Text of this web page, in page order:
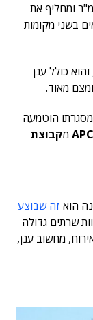
מדובר במתקן שמשתרע על שטח של כ-1,000 מ"ר ומחליף את
בשני מקומות
והוא כולל ענן
מאוד.
הוטמעה
APC מקבוצת
הוא זה שבוצע
שרתים גדולה
מחשוב ענן,